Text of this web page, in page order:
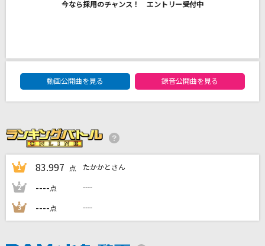
Mr.Children
Beautiful World
宇多田ヒカル
今なら採用のチャンス！ エントリー受付中
DAM★ともボーカルエントリーランキング
動画公開曲を見る
録音公開曲を見る
1 83.997 点 たかかとさん
2 ----点 ----
3 ----点 ----